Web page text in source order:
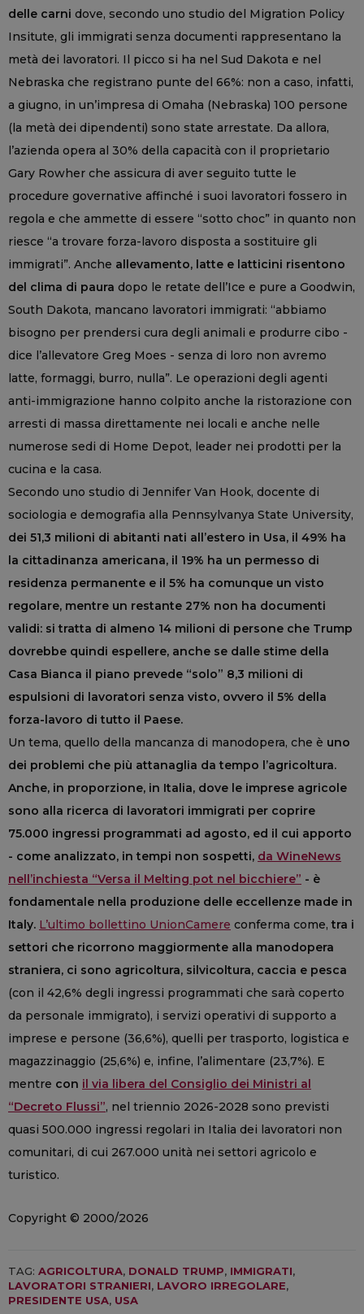
delle carni dove, secondo uno studio del Migration Policy
Insitute, gli immigrati senza documenti rappresentano la
metà dei lavoratori. Il picco si ha nel Sud Dakota e nel
Nebraska che registrano punte del 66%: non a caso, infatti,
a giugno, in un’impresa di Omaha (Nebraska) 100 persone
(la metà dei dipendenti) sono state arrestate. Da allora,
l’azienda opera al 30% della capacità con il proprietario
Gary Rowher che assicura di aver seguito tutte le
procedure governative affinché i suoi lavoratori fossero in
regola e che ammette di essere “sotto choc” in quanto non
riesce “a trovare forza-lavoro disposta a sostituire gli
immigrati”. Anche allevamento, latte e latticini risentono
del clima di paura dopo le retate dell’Ice e pure a Goodwin,
South Dakota, mancano lavoratori immigrati: “abbiamo
bisogno per prendersi cura degli animali e produrre cibo -
dice l’allevatore Greg Moes - senza di loro non avremo
latte, formaggi, burro, nulla”. Le operazioni degli agenti
anti-immigrazione hanno colpito anche la ristorazione con
arresti di massa direttamente nei locali e anche nelle
numerose sedi di Home Depot, leader nei prodotti per la
cucina e la casa.
Secondo uno studio di Jennifer Van Hook, docente di
sociologia e demografia alla Pennsylvanya State University,
dei 51,3 milioni di abitanti nati all’estero in Usa, il 49% ha
la cittadinanza americana, il 19% ha un permesso di
residenza permanente e il 5% ha comunque un visto
regolare, mentre un restante 27% non ha documenti
validi: si tratta di almeno 14 milioni di persone che Trump
dovrebbe quindi espellere, anche se dalle stime della
Casa Bianca il piano prevede “solo” 8,3 milioni di
espulsioni di lavoratori senza visto, ovvero il 5% della
forza-lavoro di tutto il Paese.
Un tema, quello della mancanza di manodopera, che è uno
dei problemi che più attanaglia da tempo l’agricoltura.
Anche, in proporzione, in Italia, dove le imprese agricole
sono alla ricerca di lavoratori immigrati per coprire
75.000 ingressi programmati ad agosto, ed il cui apporto
- come analizzato, in tempi non sospetti, da WineNews
nell’inchiesta “Versa il Melting pot nel bicchiere” - è
fondamentale nella produzione delle eccellenze made in
Italy. L’ultimo bollettino UnionCamere conferma come,tra i
settori che ricorrono maggiormente alla manodopera
straniera, ci sono agricoltura, silvicoltura, caccia e pesca
(con il 42,6% degli ingressi programmati che sarà coperto
da personale immigrato), i servizi operativi di supporto a
imprese e persone (36,6%), quelli per trasporto, logistica e
magazzinaggio (25,6%) e, infine, l’alimentare (23,7%). E
mentre con il via libera del Consiglio dei Ministri al
“Decreto Flussi”, nel triennio 2026-2028 sono previsti
quasi 500.000 ingressi regolari in Italia dei lavoratori non
comunitari, di cui 267.000 unità nei settori agricolo e
turistico.
Copyright © 2000/2026
TAG: AGRICOLTURA, DONALD TRUMP, IMMIGRATI,
LAVORATORI STRANIERI, LAVORO IRREGOLARE,
PRESIDENTE USA, USA